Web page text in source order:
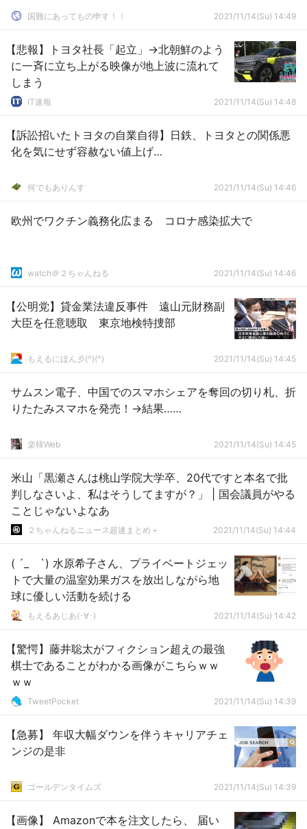
国難にあってもの申す！！ 2021/11/14(Su) 14:49
【悲報】トヨタ社長「起立」→北朝鮮のよう
に一斉に立ち上がる映像が地上波に流れて
しまう
IT速報 2021/11/14(Su) 14:48
【訴訟招いたトヨタの自業自得】日鉄、トヨタとの関係悪
化を気にせず容赦ない値上げ…
何でもありんす 2021/11/14(Su) 14:46
欧州でワクチン義務化広まる コロナ感染拡大で
watch＠２ちゃんねる 2021/11/14(Su) 14:46
【公明党】貸金業法違反事件 遠山元財務副
大臣を任意聴取 東京地検特捜部
もえるにほん彡(^)(^) 2021/11/14(Su) 14:45
サムスン電子、中国でのスマホシェアを奪回の切り札、折
りたたみスマホを発売！→結果……
楽韓Web 2021/11/14(Su) 14:45
米山「黒瀬さんは桃山学院大学卒、20代ですと本名で批
判しなさいよ、私はそうしてますが？」 | 国会議員がやる
ことじゃないよなあ
２ちゃんねるニュース超速まとめ＋ 2021/11/14(Su) 14:44
( ´_ゝ`) 水原希子さん、プライベートジェッ
トで大量の温室効果ガスを放出しながら地
球に優しい活動を続ける
もえるあじあ(･∀･) 2021/11/14(Su) 14:42
【驚愕】藤井聡太がフィクション超えの最強
棋士であることがわかる画像がこちらｗｗ
ｗｗ
TweetPocket 2021/11/14(Su) 14:39
【急募】 年収大幅ダウンを伴うキャリアチェ
ンジの是非
ゴールデンタイムズ 2021/11/14(Su) 14:39
【画像】 Amazonで本を注文したら、 届い